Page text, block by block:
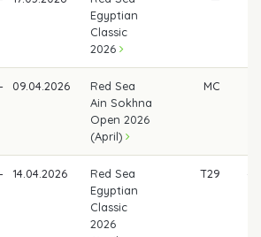
Egyptian
Classic
2026
09.04.2026
Red Sea
Ain Sokhna
Open 2026
(April)
MC
14.04.2026
Red Sea
Egyptian
Classic
2026
T29